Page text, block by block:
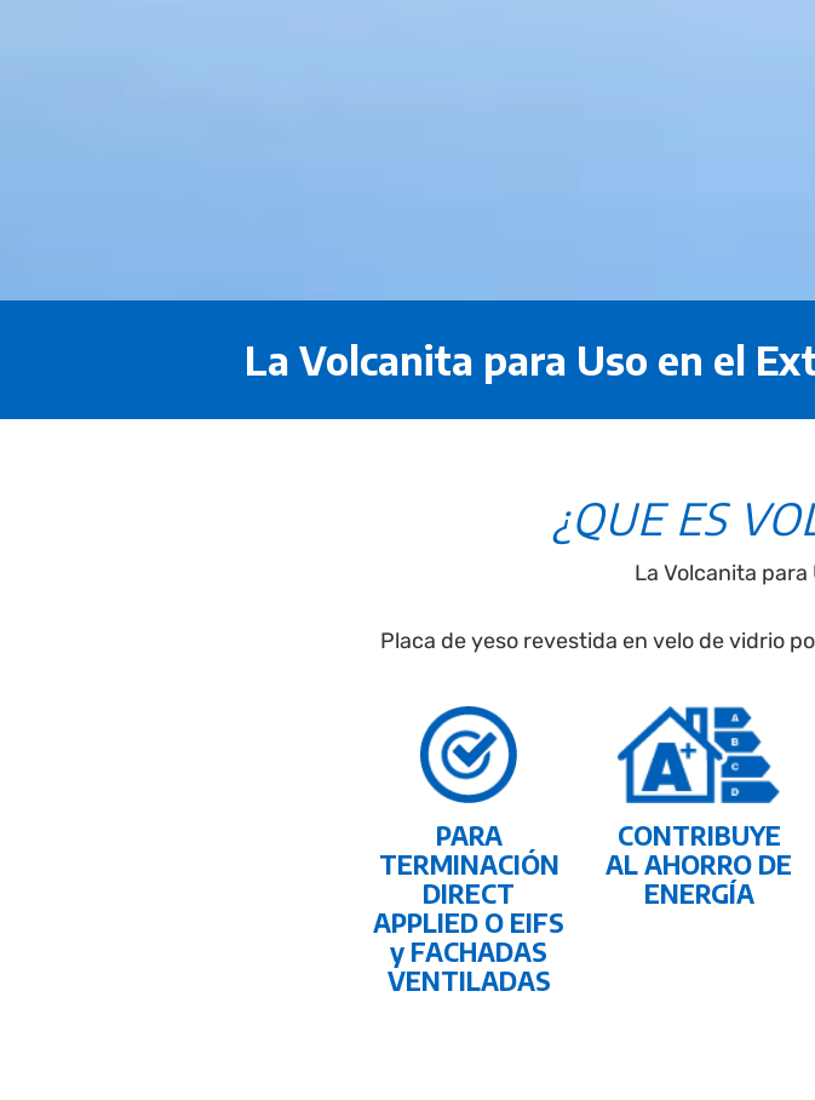
La Volcanita para Uso en el
¿QUE ES
La Volcanita para
Placa de yeso revestida en velo de vidrio
PARA
TERMINACIÓN
DIRECT
APPLIED O EIFS
y FACHADAS
VENTILADAS
CONTRIBUYE
AL AHORRO DE
ENERGÍA